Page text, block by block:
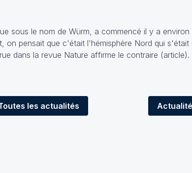
sous le nom de Würm, a commencé il y a environ
on pensait que c'était l'hémisphère Nord qui s'était
dans la revue Nature affirme le contraire (article).
les actualités Actualité